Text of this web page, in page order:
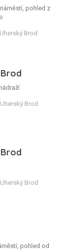
pohled z
Brod
Brod
Brod
pohled od